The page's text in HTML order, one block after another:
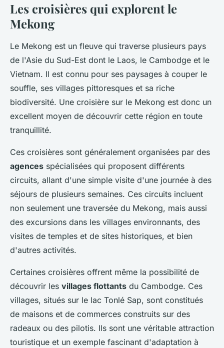
Les croisières qui explorent le
Mekong
Le Mekong est un fleuve qui traverse plusieurs pays
de l'Asie du Sud-Est dont le Laos, le Cambodge et le
Vietnam. Il est connu pour ses paysages à couper le
souffle, ses villages pittoresques et sa riche
biodiversité. Une croisière sur le Mekong est donc un
excellent moyen de découvrir cette région en toute
tranquillité.
Ces croisières sont généralement organisées par des
agences spécialisées qui proposent différents
circuits, allant d'une simple visite d'une journée à des
séjours de plusieurs semaines. Ces circuits incluent
non seulement une traversée du Mekong, mais aussi
des excursions dans les villages environnants, des
visites de temples et de sites historiques, et bien
d'autres activités.
Certaines croisières offrent même la possibilité de
découvrir les villages flottants du Cambodge. Ces
villages, situés sur le lac Tonlé Sap, sont constitués
de maisons et de commerces construits sur des
radeaux ou des pilotis. Ils sont une véritable attraction
touristique et un exemple fascinant d'adaptation à